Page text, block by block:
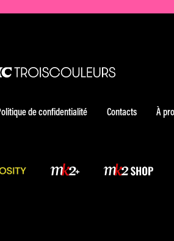
de confidentialité Contacts À